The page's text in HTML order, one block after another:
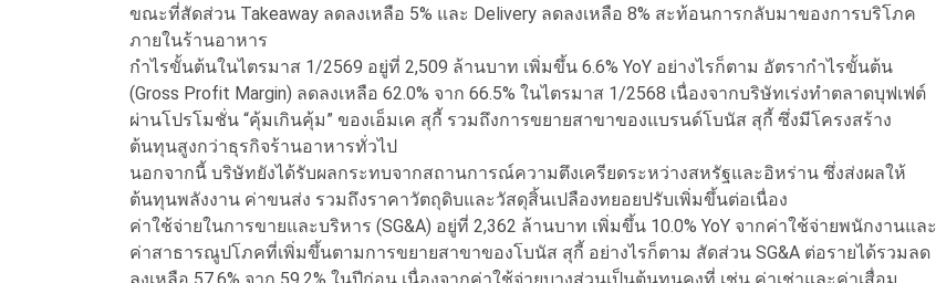
ขณะที่สัดส่วน Takeaway ลดลงเหลือ 5% และ Delivery ลดลงเหลือ 8% สะท้อนการกลับมาของการบริโภค
ภายในร้านอาหาร
กำไรขั้นต้นในไตรมาส 1/2569 อยู่ที่ 2,509 ล้านบาท เพิ่มขึ้น 6.6% YoY อย่างไรก็ตาม อัตรากำไรขั้นต้น
(Gross Profit Margin) ลดลงเหลือ 62.0% จาก 66.5% ในไตรมาส 1/2568 เนื่องจากบริษัทเร่งทำตลาดบุฟเฟต์
ผ่านโปรโมชั่น “คุ้มเกินคุ้ม” ของเอ็มเค สุกี้ รวมถึงการขยายสาขาของแบรนด์โบนัส สุกี้ ซึ่งมีโครงสร้าง
ต้นทุนสูงกว่าธุรกิจร้านอาหารทั่วไป
นอกจากนี้ บริษัทยังได้รับผลกระทบจากสถานการณ์ความตึงเครียดระหว่างสหรัฐและอิหร่าน ซึ่งส่งผลให้
ต้นทุนพลังงาน ค่าขนส่ง รวมถึงราคาวัตถุดิบและวัสดุสิ้นเปลืองทยอยปรับเพิ่มขึ้นต่อเนื่อง
ค่าใช้จ่ายในการขายและบริหาร (SG&A) อยู่ที่ 2,362 ล้านบาท เพิ่มขึ้น 10.0% YoY จากค่าใช้จ่ายพนักงานและ
ค่าสาธารณูปโภคที่เพิ่มขึ้นตามการขยายสาขาของโบนัส สุกี้ อย่างไรก็ตาม สัดส่วน SG&A ต่อรายได้รวมลด